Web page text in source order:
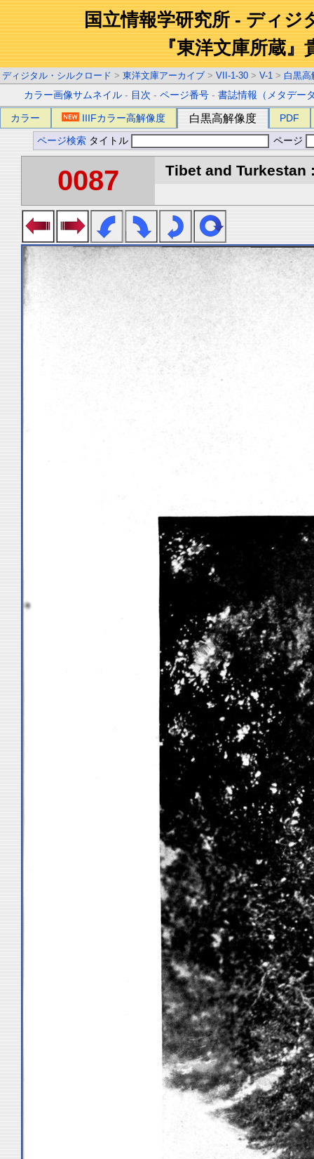
国立情報学研究所 - ディジ
『東洋文庫所蔵』
ディジタル・シルクロード > 東洋文庫アーカイブ > VII-1-30 > V-1 > 白黒高
カラー画像サムネイル - 目次 -ページ番号 -書誌情報（メタデー
カラー IIIFカラー高解像度 白黒高解像度 PDF
ページ検索 タイトル ページ
0087 Tibet and Turkestan